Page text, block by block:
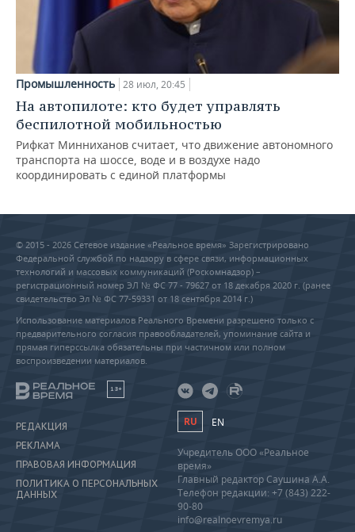
Промышленность 28 июл, 20:45
На автопилоте: кто будет управлять
беспилотной мобильностью
Рифкат Минниханов считает, что движение автономного
транспорта на шоссе, воде и в воздухе надо
координировать с единой платформы
© 2015 - 2026 Сетевое издание «Реальное время» Зарегистрировано
Федеральной службой по надзору в сфере связи, информационных
технологий и массовых коммуникаций (Роскомнадзор) –
регистрационный номер ЭЛ № ФС 77 - 79627 от 18 декабря 2020 г. (ранее
свидетельство Эл № ФС 77-59331 от 18 сентября 2014 г.)
Использование материалов Реального Времени разрешено только с
предварительного согласия правообладателей, упоминание сайта и
прямая гиперссылка обязательны при частичном или полном
воспроизведении материалов.
18+
РЕДАКЦИЯ
РЕКЛАМА
ПРАВОВАЯ ИНФОРМАЦИЯ
ПОЛИТИКА О ПЕРСОНАЛЬНЫХ
ДАННЫХ
RU EN
Учредитель ООО «Реальное
время»
Главный редактор Саушина А.А.
Телефон редакции: +7 (843) 222-
90-80
info@realnoevremya.ru